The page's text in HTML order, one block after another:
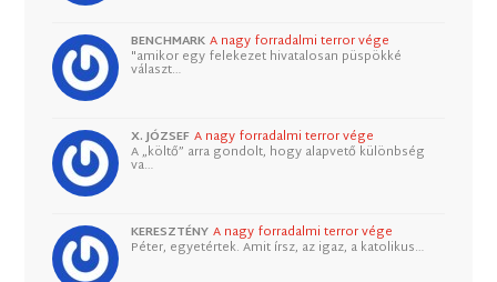
BENCHMARK A nagy forradalmi terror vége
"amikor egy felekezet hivatalosan püspökké
választ…
X. JÓZSEF A nagy forradalmi terror vége
A „költő” arra gondolt, hogy alapvető különbség
va…
KERESZTÉNY A nagy forradalmi terror vége
Péter, egyetértek. Amit írsz, az igaz, a katolikus…